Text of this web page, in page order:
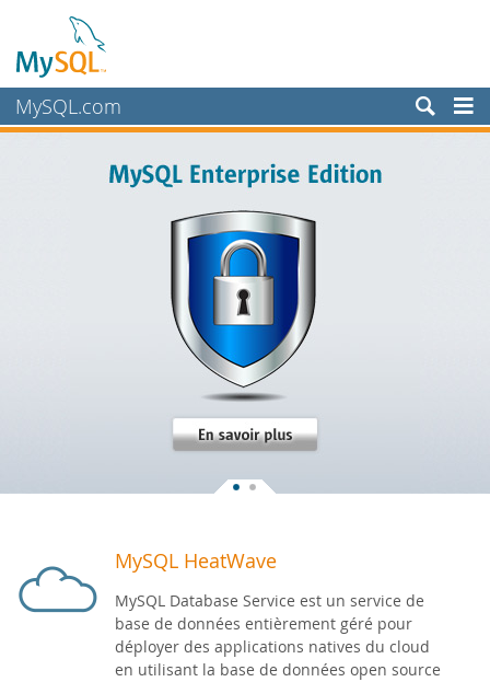
MySQL.com
Nouveautés & Evénements
Zone Développeurs
MySQL HeatWave
MySQL Database Service est un service de
base de données entièrement géré pour
déployer des applications natives du cloud
en utilisant la base de données open source